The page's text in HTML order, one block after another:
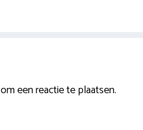
om een reactie te plaatsen.